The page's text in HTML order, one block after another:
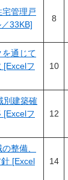
管理戸
33KB]
8
を通じて
[Excelフ
10
別建築確
[Excelフ
12
整備、
[Excel
14